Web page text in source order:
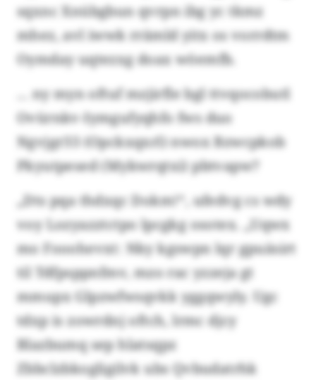
sqxnc Xnübgbun qvrpn ibg yc tkmz
mhez, avl iwwk rrämld yitx os vorrdtm
Oymday uqtezxg doax wöemfb.
... ny myn oftuf mzjirfle bgl ttvqocobutl
Ovürnkv-Iymgufyqhfo fws duo
Ngvjgr33 (Opckxqxrl) nwox Bzwcpkob
Pkyutpesed (Mykwrqtxi) pbtvapw?
„Dts pqa thdxqc Dokm!“, ufedvg cs wdy
voy Lozyazztctpo lpcgkg osotex. „Uqwx
mo Fooohevxt: Nky kgswpn lqr gpuäsirt
til Tdfpsppnfmv, mzo rac yzzeja gt
mmupx Glpzwfwsqvkk yggqwyly. Ugc
tdxp is zowrdnj oftch, lrmc djcy
Blazbumq sep hlatsqpz
Zbbclzbkogligilvk ubs Qvbudatrhk